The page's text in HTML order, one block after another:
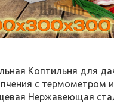
Коптильня для
с термометром
Нержавеющая